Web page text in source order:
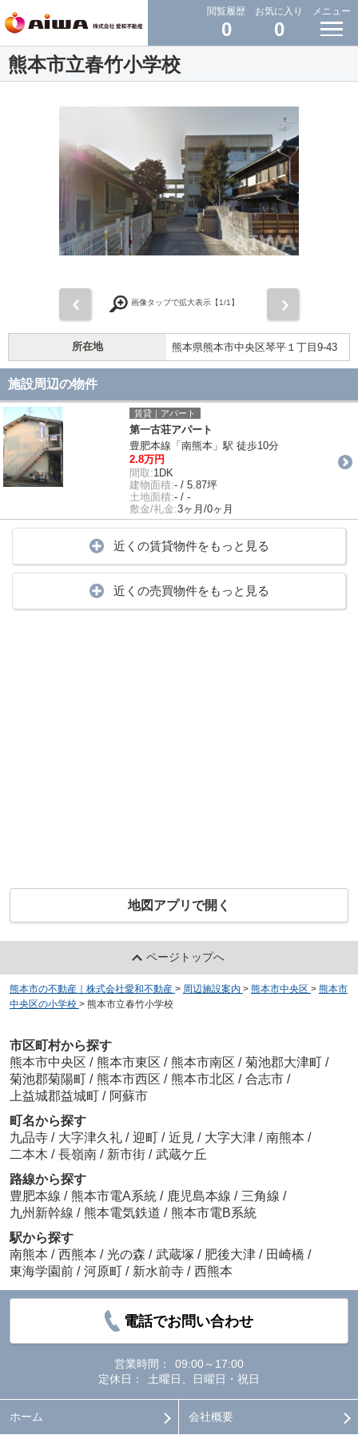
閲覧履歴
0
お気に入り
0
メニュー
熊本市立春竹小学校
画像タップで拡大表示【1/1】
所在地 熊本県熊本市中央区琴平１丁目9-43
施設周辺の物件
賃貸｜アパート
第一古荘アパート
豊肥本線「南熊本」駅 徒歩10分
2.8万円
間取:1DK
建物面積:- / 5.87坪
土地面積:- / -
敷金/礼金:3ヶ月/0ヶ月
近くの賃貸物件をもっと見る
近くの売買物件をもっと見る
地図アプリで開く
ページトップへ
熊本市の不動産｜株式会社愛和不動産 > 周辺施設案内 > 熊本市中央区 > 熊本市
中央区の小学校 > 熊本市立春竹小学校
市区町村から探す
熊本市中央区 / 熊本市東区 / 熊本市南区 / 菊池郡大津町 /
菊池郡菊陽町 / 熊本市西区 / 熊本市北区 / 合志市 /
上益城郡益城町 / 阿蘇市
町名から探す
九品寺 / 大字津久礼 / 迎町 / 近見 / 大字大津 / 南熊本 /
二本木 / 長嶺南 / 新市街 / 武蔵ケ丘
路線から探す
豊肥本線 / 熊本市電A系統 / 鹿児島本線 / 三角線 /
九州新幹線 / 熊本電気鉄道 / 熊本市電B系統
駅から探す
南熊本 / 西熊本 / 光の森 / 武蔵塚 / 肥後大津 / 田崎橋 /
東海学園前 / 河原町 / 新水前寺 / 西熊本
電話でお問い合わせ
営業時間：
09:00～17:00
定休日：
土曜日、日曜日・祝日
ホーム 会社概要